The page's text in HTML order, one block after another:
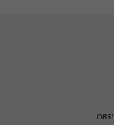
OBS!